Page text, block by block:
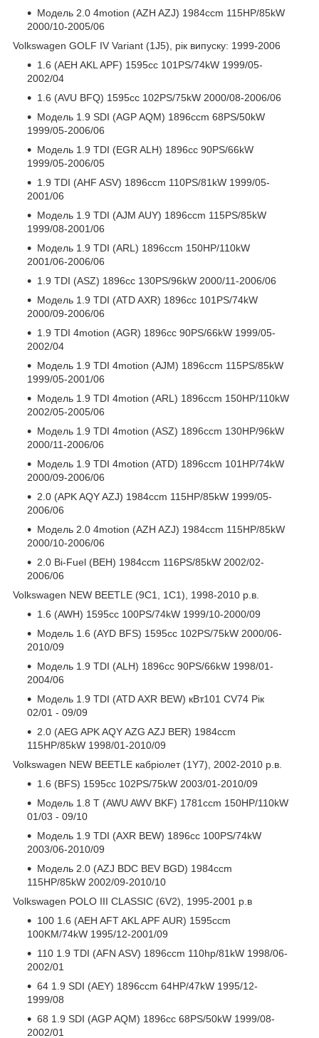
Модель 2.0 4motion (AZH AZJ) 1984ccm 115HP/85kW
2000/10-2005/06
Volkswagen GOLF IV Variant (1J5), рік випуску: 1999-2006
1.6 (AEH AKL APF) 1595cc 101PS/74kW 1999/05-
2002/04
1.6 (AVU BFQ) 1595cc 102PS/75kW 2000/08-2006/06
Модель 1.9 SDI (AGP AQM) 1896ccm 68PS/50kW
1999/05-2006/06
Модель 1.9 TDI (EGR ALH) 1896cc 90PS/66kW
1999/05-2006/05
1.9 TDI (AHF ASV) 1896ccm 110PS/81kW 1999/05-
2001/06
Модель 1.9 TDI (AJM AUY) 1896ccm 115PS/85kW
1999/08-2001/06
Модель 1.9 TDI (ARL) 1896ccm 150HP/110kW
2001/06-2006/06
1.9 TDI (ASZ) 1896cc 130PS/96kW 2000/11-2006/06
Модель 1.9 TDI (ATD AXR) 1896cc 101PS/74kW
2000/09-2006/06
1.9 TDI 4motion (AGR) 1896cc 90PS/66kW 1999/05-
2002/04
Модель 1.9 TDI 4motion (AJM) 1896ccm 115PS/85kW
1999/05-2001/06
Модель 1.9 TDI 4motion (ARL) 1896ccm 150HP/110kW
2002/05-2005/06
Модель 1.9 TDI 4motion (ASZ) 1896ccm 130HP/96kW
2000/11-2006/06
Модель 1.9 TDI 4motion (ATD) 1896ccm 101HP/74kW
2000/09-2006/06
2.0 (APK AQY AZJ) 1984ccm 115HP/85kW 1999/05-
2006/06
Модель 2.0 4motion (AZH AZJ) 1984ccm 115HP/85kW
2000/10-2006/06
2.0 Bi-Fuel (BEH) 1984ccm 116PS/85kW 2002/02-
2006/06
Volkswagen NEW BEETLE (9C1, 1C1), 1998-2010 р.в.
1.6 (AWH) 1595cc 100PS/74kW 1999/10-2000/09
Модель 1.6 (AYD BFS) 1595cc 102PS/75kW 2000/06-
2010/09
Модель 1.9 TDI (ALH) 1896cc 90PS/66kW 1998/01-
2004/06
Модель 1.9 TDI (ATD AXR BEW) кВт101 CV74 Рік
02/01 - 09/09
2.0 (AEG APK AQY AZG AZJ BER) 1984ccm
115HP/85kW 1998/01-2010/09
Volkswagen NEW BEETLE кабріолет (1Y7), 2002-2010 р.в.
1.6 (BFS) 1595cc 102PS/75kW 2003/01-2010/09
Модель 1.8 T (AWU AWV BKF) 1781ccm 150HP/110kW
01/03 - 09/10
Модель 1.9 TDI (AXR BEW) 1896cc 100PS/74kW
2003/06-2010/09
Модель 2.0 (AZJ BDC BEV BGD) 1984ccm
115HP/85kW 2002/09-2010/10
Volkswagen POLO III CLASSIC (6V2), 1995-2001 р.в
100 1.6 (AEH AFT AKL APF AUR) 1595ccm
100KM/74kW 1995/12-2001/09
110 1.9 TDI (AFN ASV) 1896ccm 110hp/81kW 1998/06-
2002/01
64 1.9 SDI (AEY) 1896ccm 64HP/47kW 1995/12-
1999/08
68 1.9 SDI (AGP AQM) 1896cc 68PS/50kW 1999/08-
2002/01